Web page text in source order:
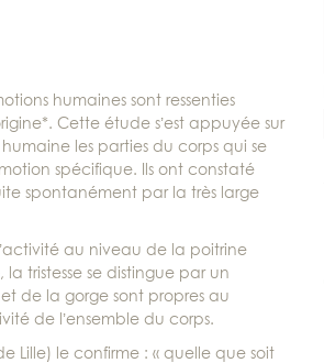
humaines sont ressenties
Cette étude s’est appuyée sur
les parties du corps qui se
spécifique. Ils ont constaté
spontanément par la très large
au niveau de la poitrine
tristesse se distingue par un
et de la gorge sont propres au
de l’ensemble du corps.
Lille) le confirme : « quelle que soit